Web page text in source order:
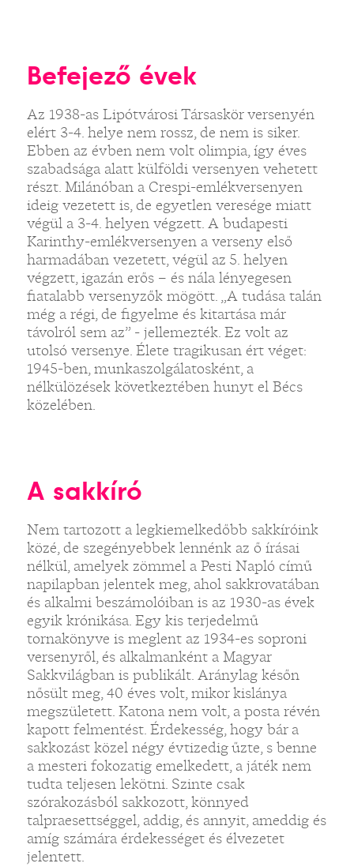
Befejező évek
Az 1938-as Lipótvárosi Társaskör versenyén
elért 3-4. helye nem rossz, de nem is siker.
Ebben az évben nem volt olimpia, így éves
szabadsága alatt külföldi versenyen vehetett
részt. Milánóban a Crespi-emlékversenyen
ideig vezetett is, de egyetlen veresége miatt
végül a 3-4. helyen végzett. A budapesti
Karinthy-emlékversenyen a verseny első
harmadában vezetett, végül az 5. helyen
végzett, igazán erős – és nála lényegesen
fiatalabb versenyzők mögött. „A tudása talán
még a régi, de figyelme és kitartása már
távolról sem az” - jellemezték. Ez volt az
utolsó versenye. Élete tragikusan ért véget:
1945-ben, munkaszolgálatosként, a
nélkülözések következtében hunyt el Bécs
közelében.
A sakkíró
Nem tartozott a legkiemelkedőbb sakkíróink
közé, de szegényebbek lennénk az ő írásai
nélkül, amelyek zömmel a Pesti Napló című
napilapban jelentek meg, ahol sakkrovatában
és alkalmi beszámolóiban is az 1930-as évek
egyik krónikása. Egy kis terjedelmű
tornakönyve is meglent az 1934-es soproni
versenyről, és alkalmanként a Magyar
Sakkvilágban is publikált. Aránylag későn
nősült meg, 40 éves volt, mikor kislánya
megszületett. Katona nem volt, a posta révén
kapott felmentést. Érdekesség, hogy bár a
sakkozást közel négy évtizedig űzte, s benne
a mesteri fokozatig emelkedett, a játék nem
tudta teljesen lekötni. Szinte csak
szórakozásból sakkozott, könnyed
talpraesettséggel, addig, és annyit, ameddig és
amíg számára érdekességet és élvezetet
jelentett.